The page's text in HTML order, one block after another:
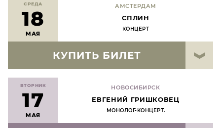
СРЕДА
18
МАЯ
АМСТЕРДАМ
СПЛИН
КОНЦЕРТ
КУПИТЬ БИЛЕТ
ВТОРНИК
17
МАЯ
НОВОСИБИРСК
ЕВГЕНИЙ ГРИШКОВЕЦ
МОНОЛОГ-КОНЦЕРТ.